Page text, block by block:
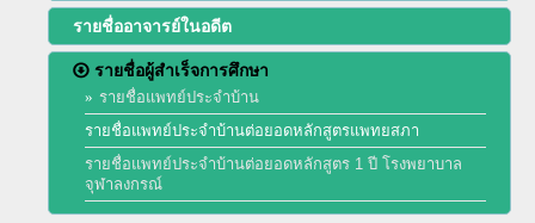
ปรัชญา วิสัยทัศน์ พันธกิจ
พัฒนาการของภาควิชา
คณะกรรมการ
บุคลากร
รายชื่ออาจารย์ในอดีต
รายชื่อผู้สำเร็จการศึกษา
รายชื่อแพทย์ประจำบ้าน
รายชื่อแพทย์ประจำบ้านต่อยอดหลักสูตรแพทยสภา
รายชื่อแพทย์ประจำบ้านต่อยอดหลักสูตร 1 ปี โรงพยาบาล
จุฬาลงกรณ์